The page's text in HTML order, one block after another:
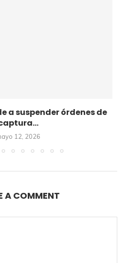
a suspender órdenes de
12, 2026
A COMMENT